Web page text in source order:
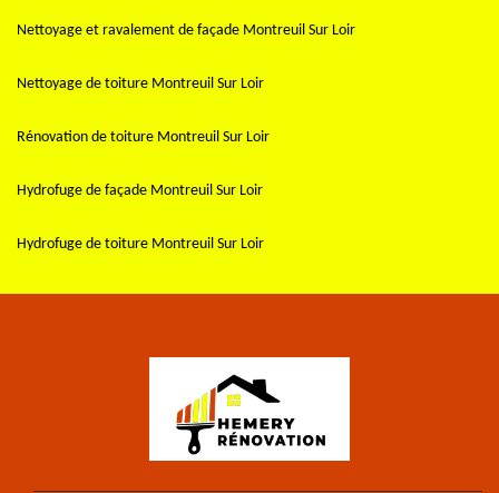
Nettoyage et ravalement de façade Montreuil Sur Loir
Nettoyage de toiture Montreuil Sur Loir
Rénovation de toiture Montreuil Sur Loir
Hydrofuge de façade Montreuil Sur Loir
Hydrofuge de toiture Montreuil Sur Loir